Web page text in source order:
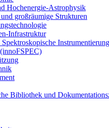
Hochenergie-Astrophysik
großräumige Strukturen
Infrastruktur
Instrumentierung
Bibliothek und